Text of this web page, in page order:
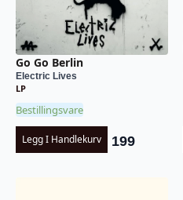
Go Go Berlin
Electric Lives
LP
Bestillingsvare
Legg I Handlekurv 199